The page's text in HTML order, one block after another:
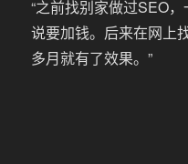
“之前找别家做过SEO
说要加钱。后来在网上
多月就有了效果。”